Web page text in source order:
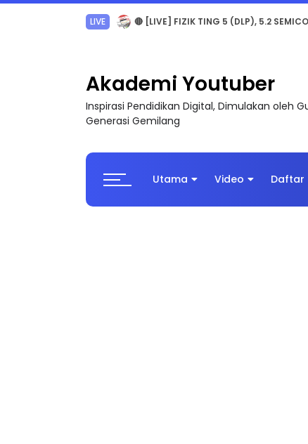
LIVE 🔴 [LIVE] PRINSIP PERAKAUNAN, PECUT
Akademi Youtuber
Inspirasi Pendidikan Digital, Dimulakan oleh
Generasi Gemilang
Utama Video Daftar